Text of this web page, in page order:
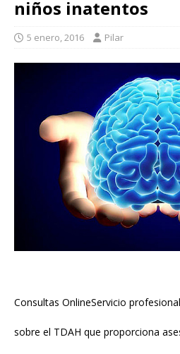
niños inatentos
5 enero, 2016 Pilar
Consultas OnlineServicio
sobre el TDAH que proporciona